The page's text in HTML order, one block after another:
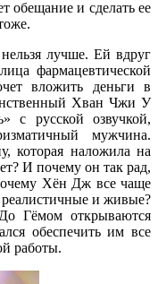
обещание и сделать ее
лучше. Ей вдруг
фармацевтической
вложить деньги в
Хван Чжи У
с русской озвучкой,
мужчина.
которая наложила на
И почему он так рад,
Хён Дж все чаще
и живые?
Гёмом открываются
обеспечить им все
работы.